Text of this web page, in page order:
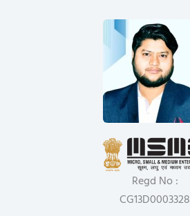
Regd No :
CG13D0003328